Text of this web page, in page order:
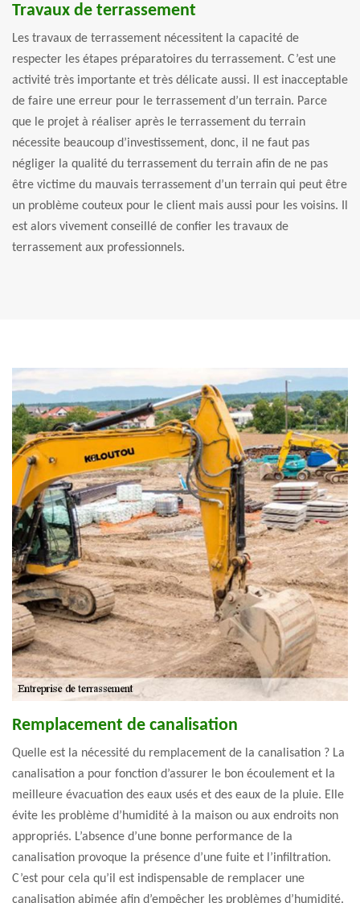
Travaux de terrassement
Les travaux de terrassement nécessitent la capacité de
respecter les étapes préparatoires du terrassement. C’est une
activité très importante et très délicate aussi. Il est inacceptable
de faire une erreur pour le terrassement d’un terrain. Parce
que le projet à réaliser après le terrassement du terrain
nécessite beaucoup d’investissement, donc, il ne faut pas
négliger la qualité du terrassement du terrain afin de ne pas
être victime du mauvais terrassement d’un terrain qui peut être
un problème couteux pour le client mais aussi pour les voisins. Il
est alors vivement conseillé de confier les travaux de
terrassement aux professionnels.
Remplacement de canalisation
Quelle est la nécessité du remplacement de la canalisation ? La
canalisation a pour fonction d’assurer le bon écoulement et la
meilleure évacuation des eaux usés et des eaux de la pluie. Elle
évite les problème d’humidité à la maison ou aux endroits non
appropriés. L’absence d’une bonne performance de la
canalisation provoque la présence d’une fuite et l’infiltration.
C’est pour cela qu’il est indispensable de remplacer une
canalisation abimée afin d’empêcher les problèmes d’humidité.